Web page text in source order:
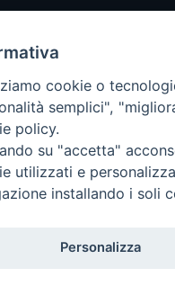
i diritti riservati -
cookie o
semplici",
policy.
su "accetta"
utilizzati e
installando i soli
Personalizza